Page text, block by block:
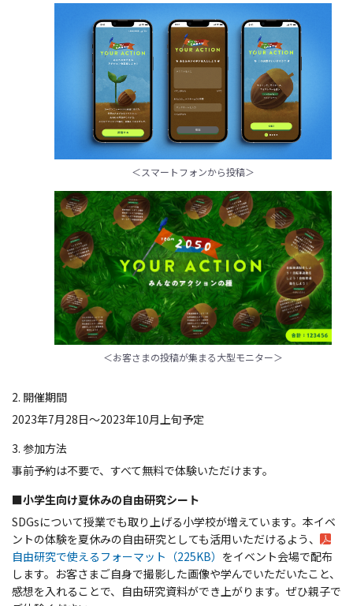
＜スマートフォンから投稿＞
＜お客さまの投稿が集まる大型モニター＞
2. 開催期間
2023年7月28日～2023年10月上旬予定
3. 参加方法
事前予約は不要で、すべて無料で体験いただけます。
■小学生向け夏休みの自由研究シート
SDGsについて授業でも取り上げる小学校が増えています。本イベ
ントの体験を夏休みの自由研究としても活用いただけるよう、
自由研究で使えるフォーマット（225KB） をイベント会場で配布
します。お客さまご自身で撮影した画像や学んでいただいたこと、
感想を入れることで、自由研究資料ができ上がります。ぜひ親子で